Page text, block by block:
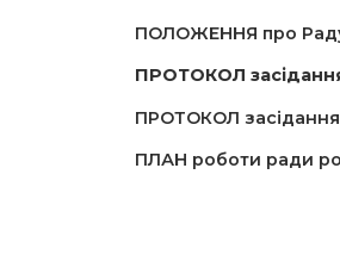
ПОЛОЖЕННЯ про
ПРОТОКОЛ
ПРОТОКОЛ засідання
ПЛАН роботи ради